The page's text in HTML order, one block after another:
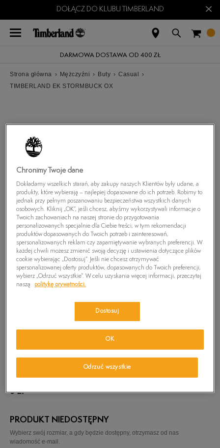
DOŁĄCZ DO KLUBU TIMBERLAND ×
DARMOWA DOSTAWA OD 400 ZŁ
Strona główna › Mężczyźni › Buty › Casual
›
TIMBERLAND EK STORMBUCK OX
TIMBERLAND EK STORMBUCK OX
0zł
PRODUKT NIEDOSTĘPNY
Wybierz swój rozmiar, a gdy będzie dostępny, otrzymasz od nas
wiadomość e-mail.
Chronimy Twoje dane
Dokładamy wszelkich starań, aby zakupy naszych Klientów były udane, a
produkty, które wybierają – najlepiej dopasowane do ich potrzeb. Robimy to
jednak przy pełnym poszanowaniu bezpieczeństwa wszystkich danych
osobowych. Kliknij „OK”, jeśli chcesz, abyśmy wykorzystywali informacje o
Twoich zachowaniach na naszej stronie do przygotowania
personalizowanych specjalnie dla Ciebie treści, w tym rekomendacji
produktów dopasowanych do Twoich potrzeb i zainteresowań,
spersonalizowanych reklam czy zapamiętywanie wybranych preferencji. W
każdej chwili możesz zmienić swoją decyzję i ustawienia dotyczące plików
cookie wybierając „Dostosuj”. Jeśli nie chcesz otrzymywać
spersonalizowanej oferty produktów, dopasowanych do Twoich preferencji,
wybierz „Odrzuć wszystkie”. W celu uzyskania więcej informacji, przeczytaj
naszą
politykę prywatności.
Dostosuj
Odrzuć wszystkie
OK